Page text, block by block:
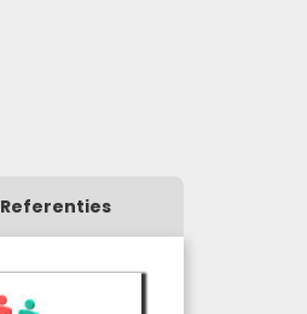
Referenties